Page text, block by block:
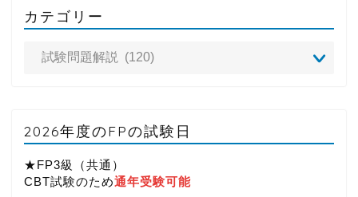
カテゴリー
2026年度のFPの試験日
★FP3級（共通）
CBT試験のため通年受験可能